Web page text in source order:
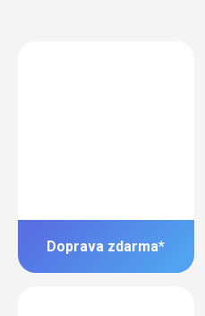
Doprava zdarma*